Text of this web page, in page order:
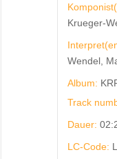
Krueger-
Wendel,
Album:
Track
Dauer:
LC-Code: